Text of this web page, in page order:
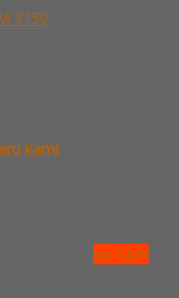
3150
kami
via SMS